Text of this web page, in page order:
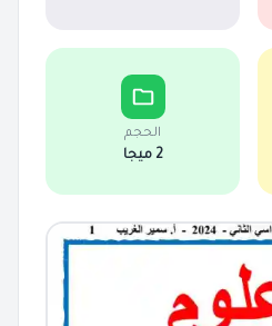
الحجم
2 ميجا